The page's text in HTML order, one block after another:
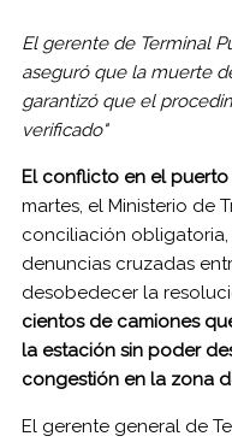
El gerente de Terminal
aseguró que la muerte
garantizó que el
verificado"
El conflicto en el puerto
martes, el Ministerio de
conciliación
denuncias cruzadas
desobedecer la
cientos de camiones
la estación sin poder
congestión en la zona
El gerente general de